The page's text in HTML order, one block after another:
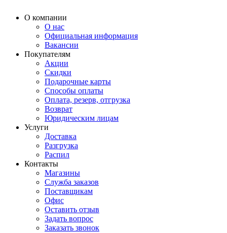
О компании
О нас
Официальная информация
Вакансии
Покупателям
Акции
Скидки
Подарочные карты
Способы оплаты
Оплата, резерв, отгрузка
Возврат
Юридическим лицам
Услуги
Доставка
Разгрузка
Распил
Контакты
Магазины
Служба заказов
Поставщикам
Офис
Оставить отзыв
Задать вопрос
Заказать звонок